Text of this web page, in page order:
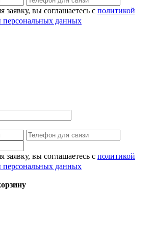
заявку, вы соглашаетесь с политикой
персональных данных
заявку, вы соглашаетесь с политикой
персональных данных